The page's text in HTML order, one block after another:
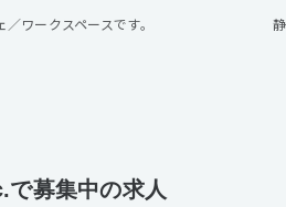
ワークスペースです。
で募集中の求人